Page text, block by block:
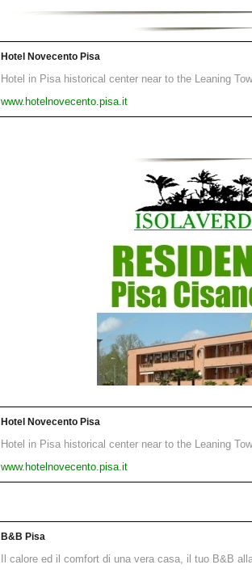
Hotel Novecento Pisa
Hotel in Pisa historical center near to the Leaning
www.hotelnovecento.pisa.it
Hotel Novecento Pisa
Hotel in Pisa historical center near to the Leaning
www.hotelnovecento.pisa.it
B&B Pisa
Il calore ed il comfort di una vera casa, il tuo B&B